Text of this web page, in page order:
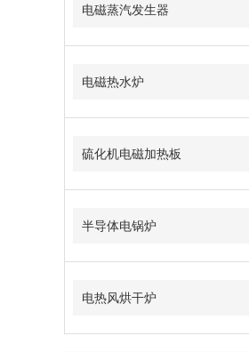
电磁蒸汽发生器
电磁热水炉
硫化机电磁加热板
半导体电锅炉
电热风烘干炉